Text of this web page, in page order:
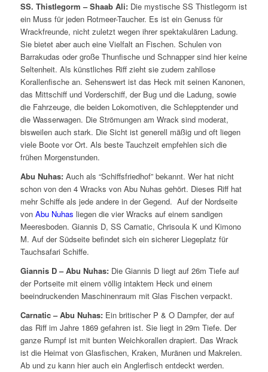
SS. Thistlegorm – Shaab Ali:Die mystische SS Thistlegorm ist
ein Muss für jeden Rotmeer-Taucher. Es ist ein Genuss für
Wrackfreunde, nicht zuletzt wegen ihrer spektakulären Ladung.
Sie bietet aber auch eine Vielfalt an Fischen. Schulen von
Barrakudas oder große Thunfische und Schnapper sind hier keine
Seltenheit. Als künstliches Riff zieht sie zudem zahllose
Korallenfische an. Sehenswert ist das Heck mit seinen Kanonen,
das Mittschiff und Vorderschiff, der Bug und die Ladung, sowie
die Fahrzeuge, die beiden Lokomotiven, die Schlepptender und
die Wasserwagen. Die Strömungen am Wrack sind moderat,
bisweilen auch stark. Die Sicht ist generell mäßig und oft liegen
viele Boote vor Ort. Als beste Tauchzeit empfehlen sich die
frühen Morgenstunden.
Abu Nuhas: Auch als “Schiffsfriedhof” bekannt. Wer hat nicht
schon von den 4 Wracks von Abu Nuhas gehört. Dieses Riff hat
mehr Schiffe als jede andere in der Gegend. Auf der Nordseite
von Abu Nuhas liegen die vier Wracks auf einem sandigen
Meeresboden. Giannis D, SS Carnatic, Chrisoula K und Kimono
M. Auf der Südseite befindet sich ein sicherer Liegeplatz für
Tauchsafari Schiffe.
Giannis D – Abu Nuhas:Die Giannis D liegt auf 26m Tiefe auf
der Portseite mit einem völlig intaktem Heck und einem
beeindruckenden Maschinenraum mit Glas Fischen verpackt.
Carnatic – Abu Nuhas:Ein britischer P & O Dampfer, der auf
das Riff im Jahre 1869 gefahren ist. Sie liegt in 29m Tiefe. Der
ganze Rumpf ist mit bunten Weichkorallen drapiert. Das Wrack
ist die Heimat von Glasfischen, Kraken, Muränen und Makrelen.
Ab und zu kann hier auch ein Anglerfisch entdeckt werden.